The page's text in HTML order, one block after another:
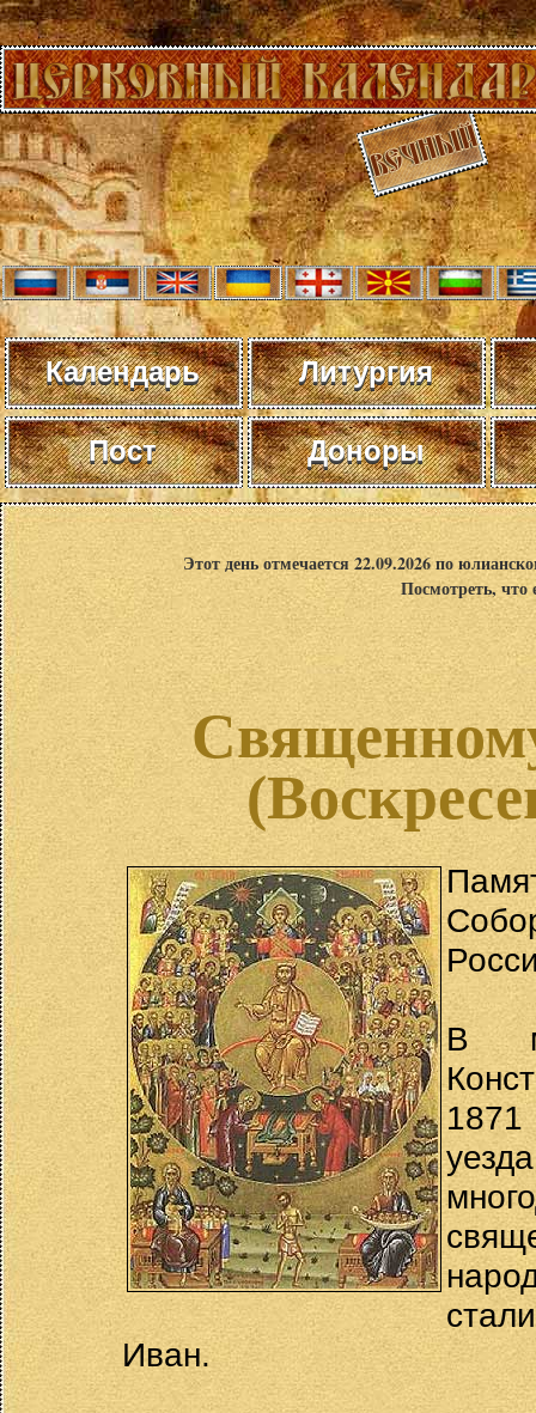
Календарь Литургия
Пост Доноры
Этот день отмечается 22.09.2026 по
Посмотреть,
В
Иван.